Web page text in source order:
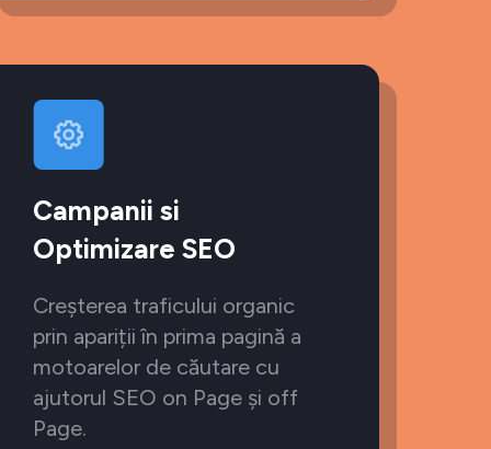
Campanii si
Optimizare SEO
Creșterea traficului organic
prin apariții în prima pagină a
motoarelor de căutare cu
ajutorul SEO on Page și off
Page.